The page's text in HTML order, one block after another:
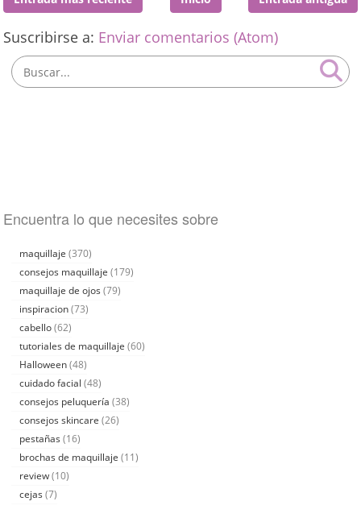
Suscribirse a: Enviar comentarios (Atom)
Encuentra lo que necesites sobre
maquillaje (370)
consejos maquillaje (179)
maquillaje de ojos (79)
inspiracion (73)
cabello (62)
tutoriales de maquillaje (60)
Halloween (48)
cuidado facial (48)
consejos peluquería (38)
consejos skincare (26)
pestañas (16)
brochas de maquillaje (11)
review (10)
cejas (7)